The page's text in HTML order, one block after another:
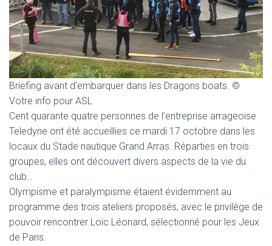
I
O
N
Briefing avant d’embarquer dans les Dragons boats. ©
Votre info pour ASL
Cent quarante quatre personnes de l’entreprise arrageoise
Teledyne ont été accueillies ce mardi 17 octobre dans les
locaux du Stade nautique Grand Arras. Réparties en trois
groupes, elles ont découvert divers aspects de la vie du
club…
Olympisme et paralympisme étaient évidemment au
programme des trois ateliers proposés, avec le privilège de
pouvoir rencontrer Loïc Léonard, sélectionné pour les Jeux
de Paris.